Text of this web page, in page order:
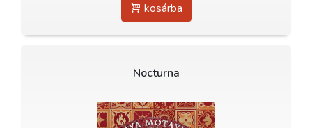
kosárba
Nocturna